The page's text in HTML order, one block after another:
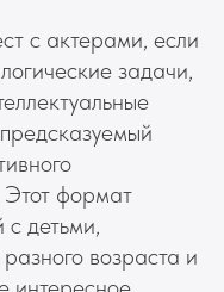
с актерами, если
задачи,
Этот формат
с детьми,
возраста и